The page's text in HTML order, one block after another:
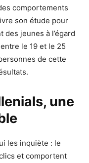
comportements
son étude pour
jeunes à l’égard
le 19 et le 25
de cette
une
les inquiète : le
et comportent